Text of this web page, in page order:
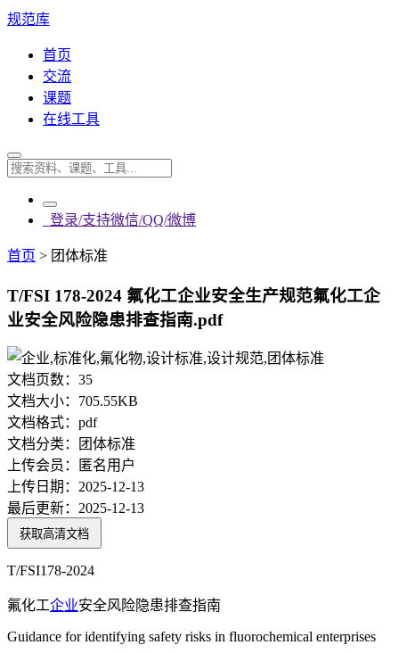
规范库
首页
交流
课题
在线工具
登录/支持微信/QQ/微博
首页 > 团体标准
T/FSI 178-2024 氟化工企业安全生产规范氟化工企
业安全风险隐患排查指南.pdf
文档页数： 35
文档大小： 705.55KB
文档格式： pdf
文档分类：
团体标准
上传会员：
匿名用户
上传日期： 2025-12-13
最后更新： 2025-12-13
获取高清文档
T/FSI178-2024
氟化工企业安全风险隐患排查指南
Guidance for identifying safety risks in fluorochemical enterprises